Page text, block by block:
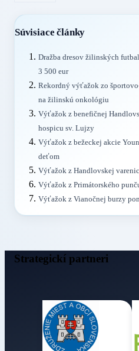
Súvisiace články
Dražba dresov žilinských
3 500 eur
Rekordný výťažok zo
na žilinskú onkológiu
Výťažok z benefičnej
hospicu sv. Lujzy
Výťažok z bežeckej akcie
deťom
Výťažok z Handlovskej
Výťažok z Primátorského
Výťažok z Vianočnej burzy
Strategickí partneri